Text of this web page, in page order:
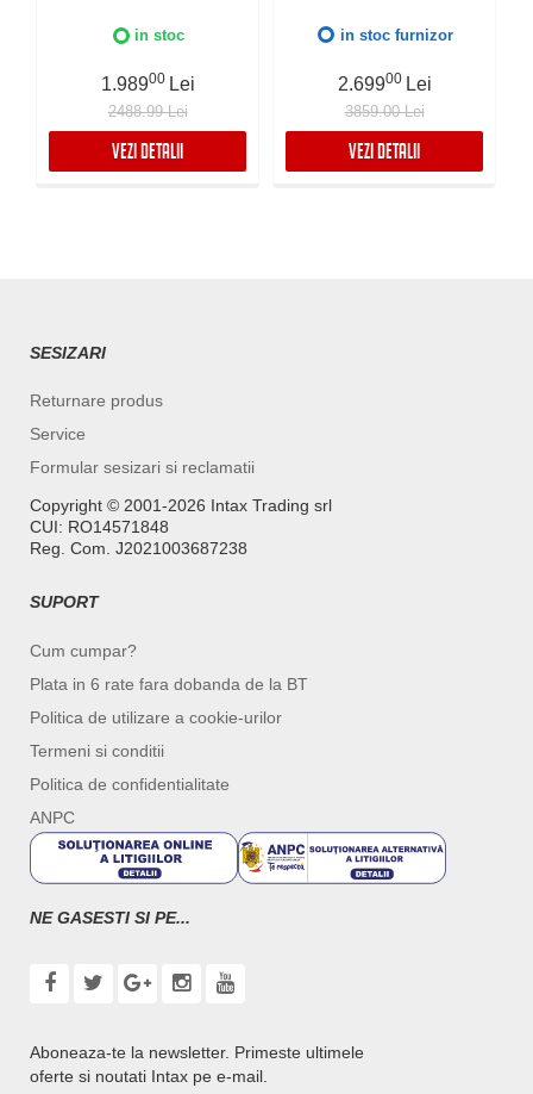
Preaplin Perimetral,
blat
in stoc
1.98900 Lei
2488.99 Lei
VEZI DETALII
12mm, Supapa de golire
zgomot, Sistem drenaj
FALMEC, Instalare flush
sau pe blat
in stoc furnizor
2.69900 Lei
3859.00 Lei
VEZI DETALII
SESIZARI
Returnare produs
Service
Formular sesizari si reclamatii
Copyright ©️ 2001-2026 Intax Trading srl
CUI: RO14571848
Reg. Com. J2021003687238
SUPORT
Cum cumpar?
Plata in 6 rate fara dobanda de la BT
Politica de utilizare a cookie-urilor
Termeni si conditii
Politica de confidentialitate
ANPC
NE GASESTI SI PE...
Aboneaza-te la newsletter. Primeste ultimele
oferte si noutati Intax pe e-mail.